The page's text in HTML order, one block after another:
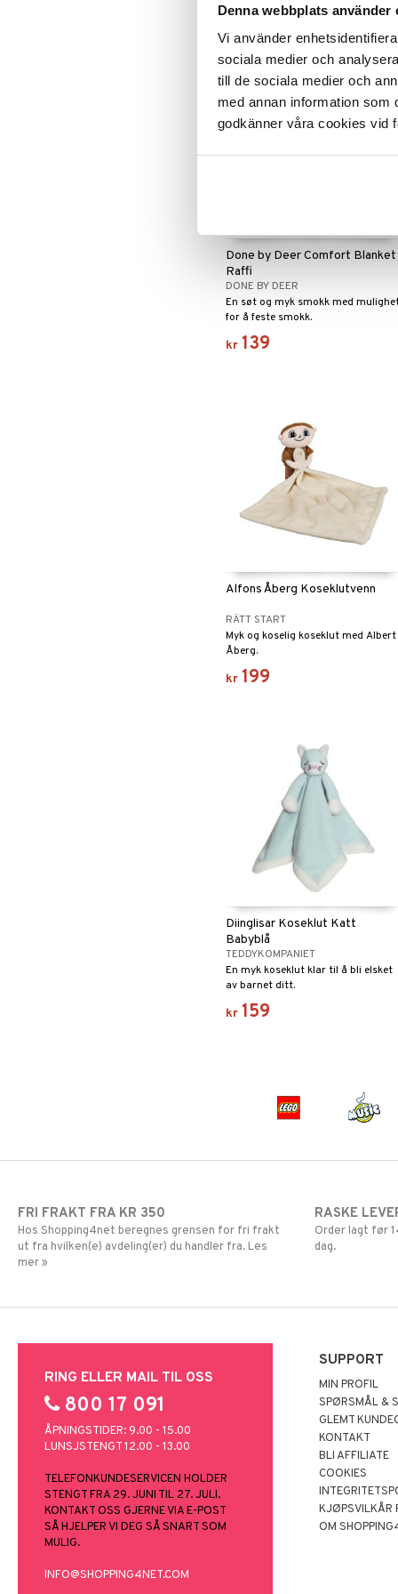
Denna webbplats använder
Vi använder
sociala medier och
till de sociala medier och
med annan information som
godkänner våra cookies vid
kr 295
Done by Deer Comfort Blanket
Raffi
DONE BY DEER
En søt og myk smokk med
for å feste smokk.
kr 139
Alfons Åberg Koseklutvenn
RÄTT START
Myk og koselig koseklut med Albert
Åberg.
kr 199
Diinglisar Koseklut Katt
Babyblå
TEDDYKOMPANIET
En myk koseklut klar til å bli elsket
av barnet ditt.
kr 159
FRI FRAKT FRA KR 350
Hos Shopping4net beregnes grensen for fri frakt
ut fra hvilken(e) avdeling(er) du handler fra. Les
mer »
RASKE
Order lagt før
dag.
RING ELLER MAIL TIL OSS
800 17 091
ÅPNINGSTIDER: 9.00 - 15.00
LUNSJSTENGT 12.00 - 13.00
TELEFONKUNDESERVICEN HOLDER
STENGT FRA 29. JUNI TIL 27. JULI.
KONTAKT OSS GJERNE VIA E-POST
SÅ HJELPER VI DEG SÅ SNART SOM
MULIG.
INFO@SHOPPING4NET.COM
SUPPORT
MIN PROFIL
SPØRSMÅL &
GLEMT
KONTAKT
BLI AFFILIATE
COOKIES
KJØPSVILKÅR
OM